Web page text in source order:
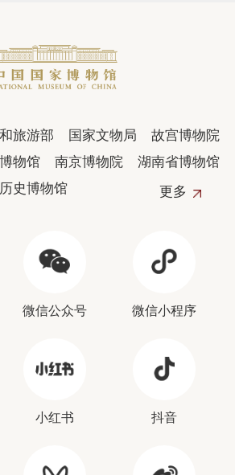
旅游部 国家文物局
故宫博物院
物馆
南京博物院
湖南省博物馆
史博物馆
更多
微信公众号 微信小程序
小红书 抖音